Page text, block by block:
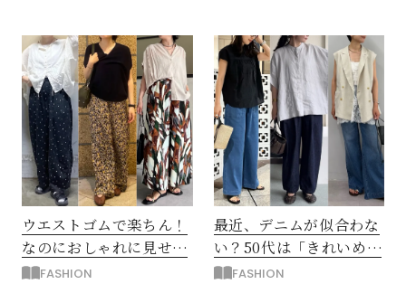
ウエストゴムで楽ちん！
なのにおしゃれに見せる
コツは「大胆な柄パン
FASHION
最近、デニムが似合わな
い？50代は「きれいめ」
がカギ！上品デニムコー
FASHION